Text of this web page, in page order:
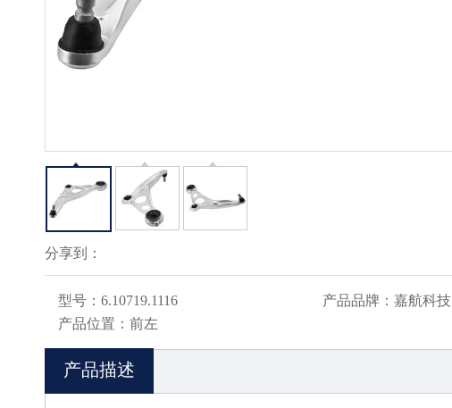
分享到：
型号： 6.10719.1116 产品品牌：嘉航科技
产品位置： 前左
产品描述